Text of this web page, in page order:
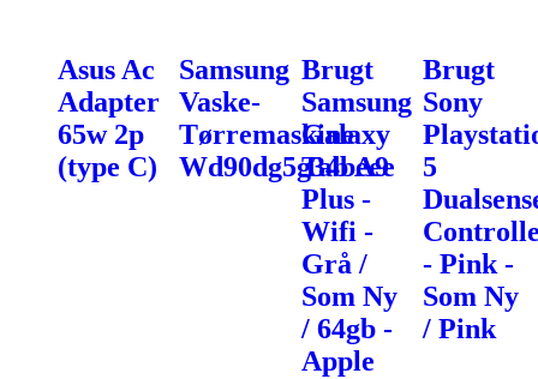
Asus Ac
Adapter
65w 2p
(type C)
Samsung
Vaske-
Tørremaskine
Wd90dg5g34beee
Brugt
Samsung
Galaxy
Tab A9
Plus -
Wifi -
Grå /
Som Ny
/ 64gb -
Apple
Brugt
Sony
5
- Pink -
Som Ny
/ Pink